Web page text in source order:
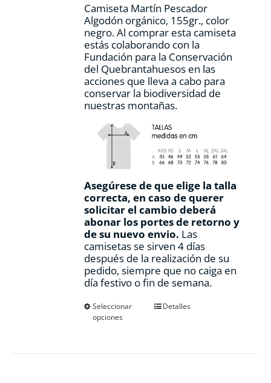
Camiseta Martín Pescador
Algodón orgánico, 155gr., color
negro. Al comprar esta camiseta
estás colaborando con la
Fundación para la Conservación
del Quebrantahuesos en las
acciones que lleva a cabo para
conservar la biodiversidad de
nuestras montañas.
Asegúrese de que elige la talla
correcta, en caso de querer
solicitar el cambio deberá
abonar los portes de retorno y
de su nuevo envio. Las
camisetas se sirven 4 días
después de la realización de su
pedido, siempre que no caiga en
día festivo o fin de semana.
Seleccionar
opciones
EsteDetalles